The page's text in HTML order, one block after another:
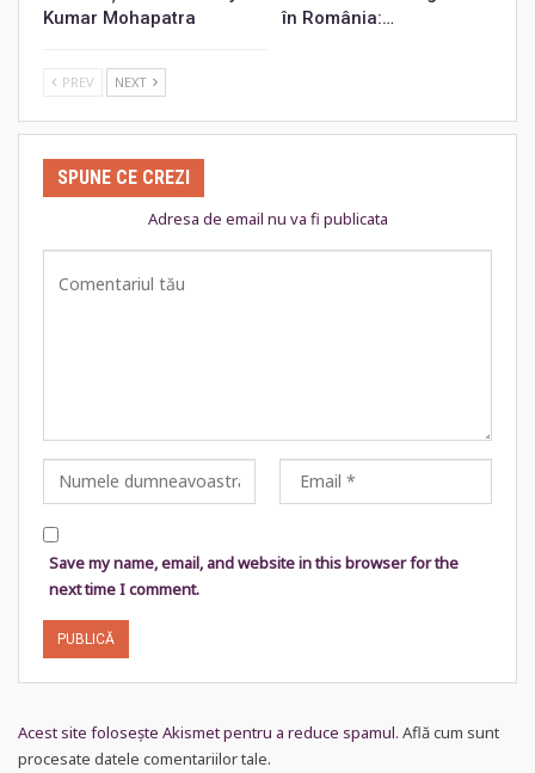
Kumar Mohapatra
în România:…
PREV NEXT
SPUNE CE CREZI
Adresa de email nu va fi publicata
Save my name, email, and website in this browser for the
next time I comment.
Acest site folosește Akismet pentru a reduce spamul. Află cum sunt
procesate datele comentariilor tale.